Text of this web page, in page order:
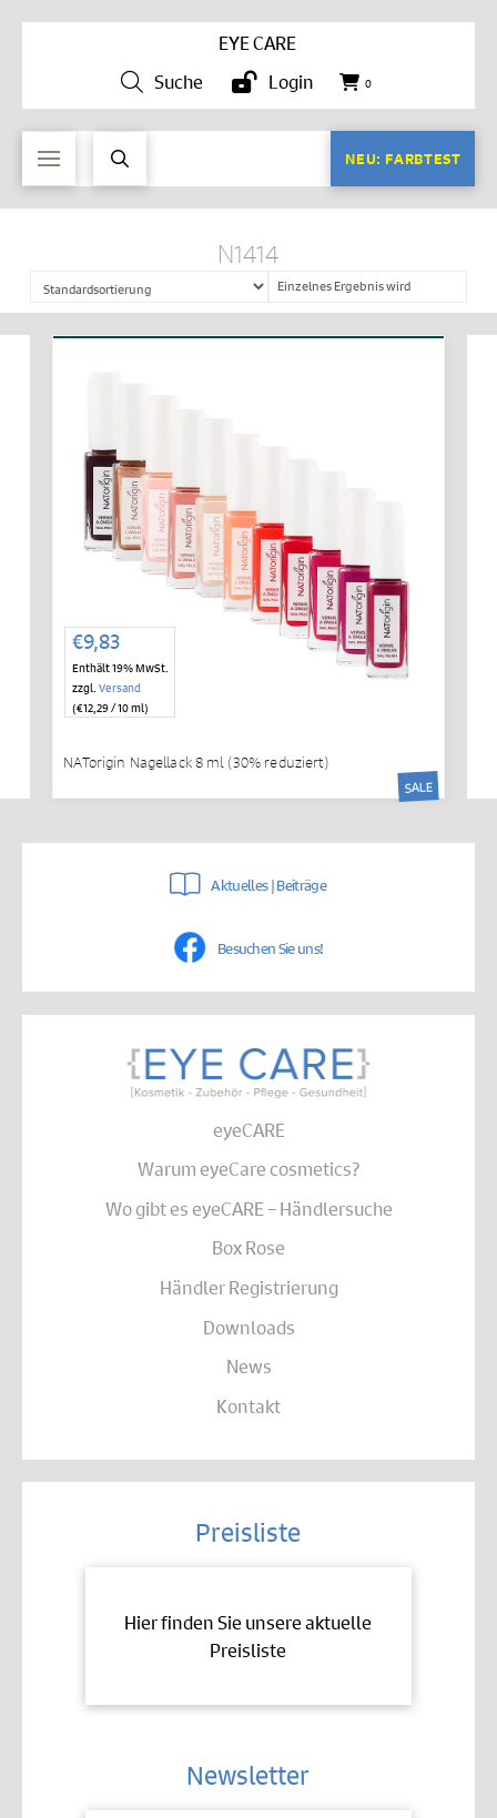
EYE CARE
Suche
Login 0
NEU: FARBTEST
N1414
Einzelnes Ergebnis wird
angezeigt
€9,83
Enthält 19% MwSt.
zzgl. Versand
(€12,29/ 10 ml)
NATorigin Nagellack 8 ml (30% reduziert)
SALE
Aktuelles | Beiträge
Besuchen Sie uns!
eyeCARE
Warum eyeCare cosmetics?
Wo gibt es eyeCARE – Händlersuche
Box Rose
Händler Registrierung
Downloads
News
Kontakt
Preisliste
Hier finden Sie unsere aktuelle
Preisliste
Newsletter